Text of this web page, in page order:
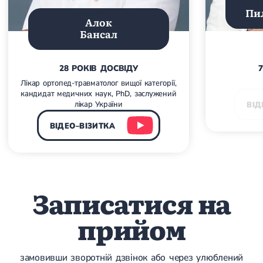
Гострі респіраторні захворювання (ГРЗ)
Бронхіт
Бронхіт у дітей
Обструктивний бронхіт
Гострий бронхіт
Бронхіт у дорослих
ГРВІ
ГРВІ у дорослих
Грип
Аденовірусна інфекція
Ротавірусна інфекція
Асептичний некроз таранної кістки
Блокування суглоба
Нестабільність суглоба
Переломи
Алок
Бансал
28 РОКІВ ДОСВІДУ
Лікар ортопед-травматолог вищої категорії,
кандидат медичних наук, PhD, заслужений
лікар України
ВІДЕО–ВІЗИТКА
Записатися на
прийом
замовивши зворотній дзвінок або через улюблений